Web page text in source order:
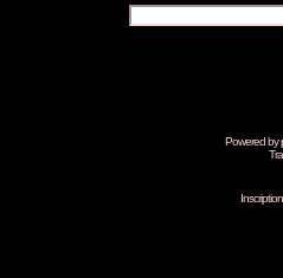
Powered by